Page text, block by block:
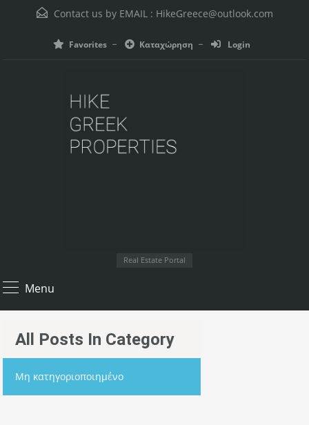
Contact us by EMAIL : HikeGreece@outlook.com
Favorites Καταχώρηση Login
Real Estate Portal
Menu
All Posts In Category
Μη κατηγοριοποιημένο